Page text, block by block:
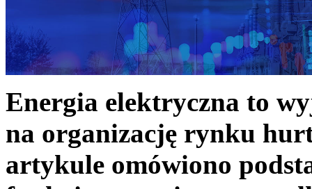
Energia elektryczna to
na organizację rynku
artykule omówiono